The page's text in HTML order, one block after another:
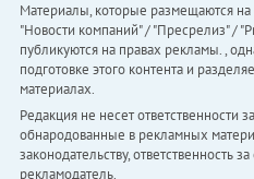
Материалы, которые размещаются на
"Новости компаний" / "Пресрелиз" /
публикуются на правах рекламы. ,
подготовке этого контента и
материалах.
Редакция не несет ответственности
обнародованные в рекламных
законодательству, ответственность
рекламодатель.